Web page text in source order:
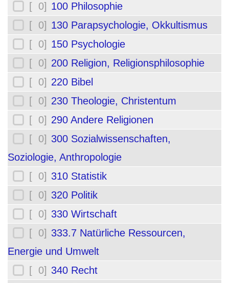
[ 0] 100 Philosophie
[ 0] 130 Parapsychologie, Okkultismus
[ 0] 150 Psychologie
[ 0] 200 Religion, Religionsphilosophie
[ 0] 220 Bibel
[ 0] 230 Theologie, Christentum
[ 0] 290 Andere Religionen
[ 0] 300 Sozialwissenschaften,
Soziologie, Anthropologie
[ 0] 310 Statistik
[ 0] 320 Politik
[ 0] 330 Wirtschaft
[ 0] 333.7 Natürliche Ressourcen,
Energie und Umwelt
[ 0] 340 Recht